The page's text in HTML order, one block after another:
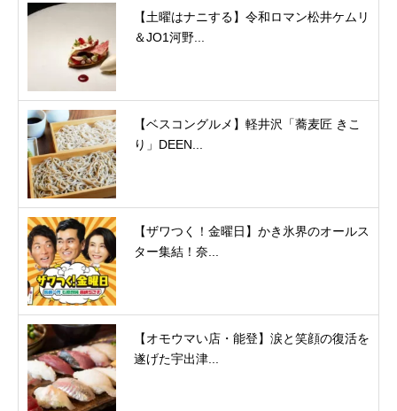
【土曜はナニする】令和ロマン松井ケムリ
＆JO1河野...
【ベスコングルメ】軽井沢「蕎麦匠 きこ
り」DEEN...
【ザワつく！金曜日】かき氷界のオールス
ター集結！奈...
【オモウマい店・能登】涙と笑顔の復活を
遂げた宇出津...